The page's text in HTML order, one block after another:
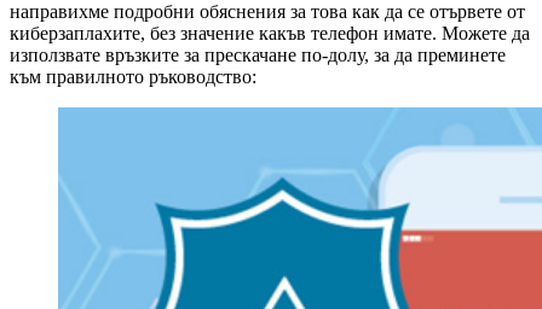
направихме подробни обяснения за това как да се отървете от
киберзаплахите, без значение какъв телефон имате. Можете да
използвате връзките за прескачане по-долу, за да преминете
към правилното ръководство: